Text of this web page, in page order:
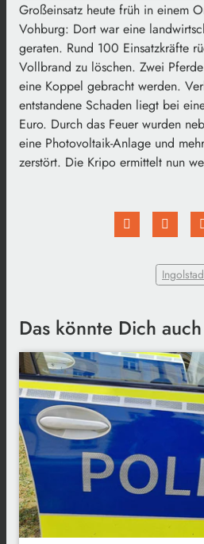
Großeinsatz heute früh in einem
Vohburg: Dort war eine
geraten. Rund 100 Einsatzkräfte
Vollbrand zu löschen. Zwei
eine Koppel gebracht werden.
entstandene Schaden liegt bei
Euro. Durch das Feuer wurden
eine Photovoltaik-Anlage und
zerstört. Die Kripo ermittelt nun
Das könnte Dich